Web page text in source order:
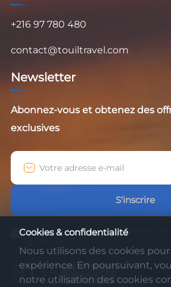
Cookies & confidentialité
Nous utilisons des cookies
expérience. En poursuivant,
notre utilisation des cookies
+216 97 780 480
contact@touiltravel.com
Newsletter
Abonnez-vous et obtenez des
exclusives
S'inscrire
J'accepte de recevoir la newsletter et